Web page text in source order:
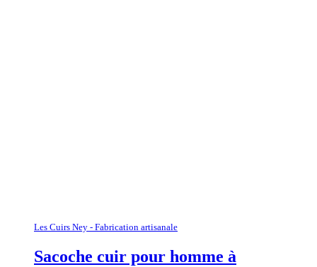
Les Cuirs Ney - Fabrication artisanale
Sacoche cuir pour homme à